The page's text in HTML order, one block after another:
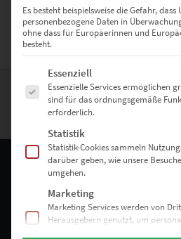
nun viel Spaß beim Stöbern des Shops.
RECHTLICHES
Impressum
Es besteht beispielsweise die Gefahr, dass
personenbezogene Daten in
ohne dass für Europäerinnen und
besteht.
Es folgt eine Liste der Service-
Essenziell
Essenzielle Services ermöglichen
sind für das ordnungsgemäße
erforderlich.
Statistik
Statistik-Cookies sammeln
darüber geben, wie unsere
umgehen.
Marketing
Marketing Services werden von
Herausgebern genutzt, um